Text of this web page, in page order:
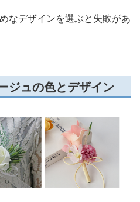
なデザインを選ぶと失敗があ
ジュの色とデザイン